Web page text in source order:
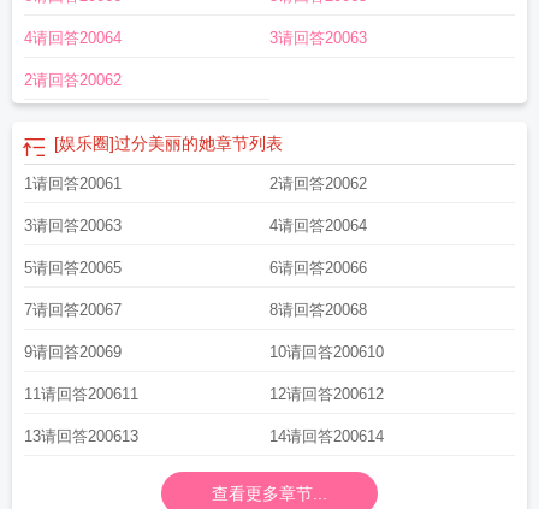
丽过分着迷过分美丽的你剧情介绍 过分美丽的他过分美丽也是违法意思
4请回答20064 3请回答20063
2请回答20062
[娱乐圈]过分美丽的她章节列表
1请回答20061 2请回答20062
3请回答20063 4请回答20064
5请回答20065 6请回答20066
7请回答20067 8请回答20068
9请回答20069 10请回答200610
11请回答200611 12请回答200612
13请回答200613 14请回答200614
查看更多章节...